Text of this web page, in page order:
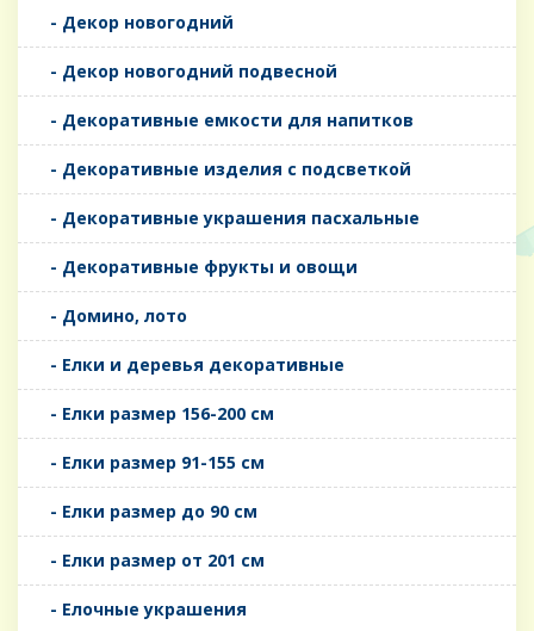
- Декор новогодний
- Декор новогодний подвесной
- Декоративные емкости для напитков
- Декоративные изделия с подсветкой
- Декоративные украшения пасхальные
- Декоративные фрукты и овощи
- Домино, лото
- Елки и деревья декоративные
- Елки размер 156-200 см
- Елки размер 91-155 см
- Елки размер до 90 см
- Елки размер от 201 см
- Елочные украшения